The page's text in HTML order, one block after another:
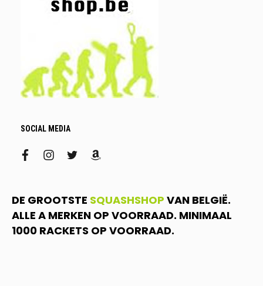
SOCIAL MEDIA
facebookinstagram
twitteramazon
DE GROOTSTE SQUASHSHOP VAN BELGIË.
ALLE A MERKEN OP VOORRAAD. MINIMAAL
1000 RACKETS OP VOORRAAD.